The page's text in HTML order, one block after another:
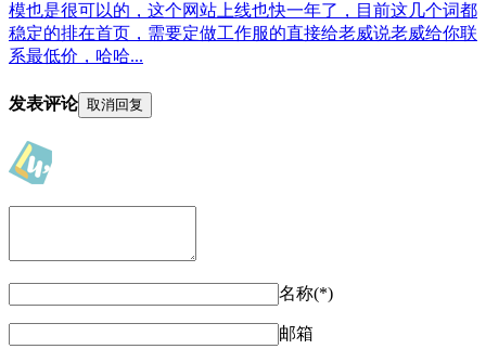
模也是很可以的，这个网站上线也快一年了，目前这几个词都
稳定的排在首页，需要定做工作服的直接给老威说老威给你联
系最低价，哈哈...
发表评论 取消回复
名称(*)
邮箱